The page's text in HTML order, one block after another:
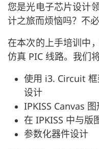
您是光电子芯片设计
计之旅而烦恼吗？不必
在本次的上手培训中
仿真 PIC 线路。我们
使用 i3. Circuit
设计
IPKISS Canvas
在 IPKISS 中与版
参数化器件设计